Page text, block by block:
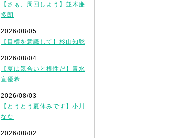
【さぁ、周回しよう】並木廉
多朗
2026/08/05
【目標を意識して】杉山知聡
2026/08/04
【夏は気合いと根性だ】青水
宣優希
2026/08/03
【とうとう夏休みです】小川
なな
2026/08/02